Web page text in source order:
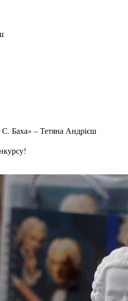
Баха» – Тетяна Андрієш